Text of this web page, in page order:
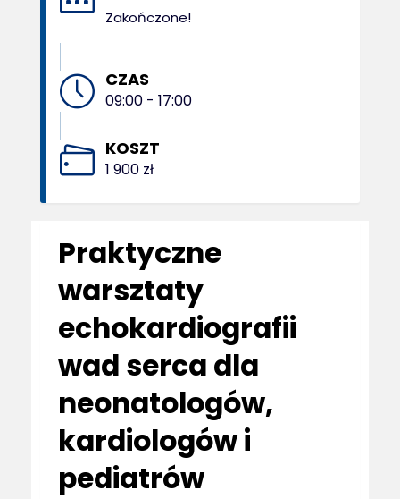
Zakończone!
CZAS
09:00 - 17:00
KOSZT
1 900 zł
Praktyczne
warsztaty
echokardiografii
wad serca dla
neonatologów,
kardiologów i
pediatrów